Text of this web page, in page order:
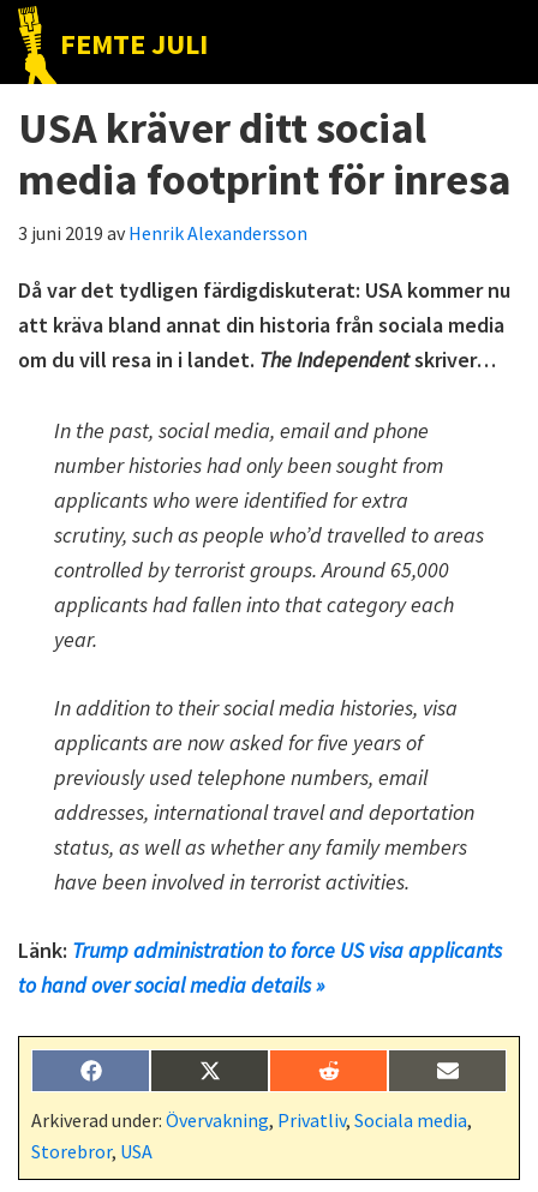
Hoppa
huvudnavigering
Hoppa
huvudinnehåll
Hoppa
det
primära
FEMTE JULI
Nätet
till
folket!
USA kräver ditt social
media footprint för inresa
3 juni 2019 avHenrik Alexandersson
Då var det tydligen färdigdiskuterat: USA kommer nu
att kräva bland annat din historia från sociala media
om du vill resa in i landet. The Independentskriver…
In the past, social media, email and phone
number histories had only been sought from
applicants who were identified for extra
scrutiny, such as people who’d travelled to areas
controlled by terrorist groups. Around 65,000
applicants had fallen into that category each
year.
In addition to their social media histories, visa
applicants are now asked for five years of
previously used telephone numbers, email
addresses, international travel and deportation
status, as well as whether any family members
have been involved in terrorist activities.
Länk: Trump administration to force US visa applicants
to hand over social media details »
Dela
på
F
a
c
b
o
Dela
på
X
(
T
t
Dela
på
R
e
d
d
t
Dela
på
E
-
p
o
t
Arkiverad under: Övervakning, Privatliv, Sociala media,
Storebror, USA